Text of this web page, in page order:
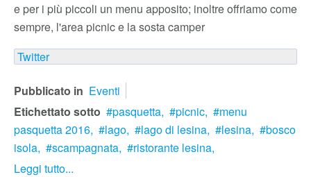
e per i più piccoli un menu apposito; inoltre offriamo come
sempre, l'area picnic e la sosta camper
Twitter
Pubblicato in Eventi
Etichettato sotto
pasquetta, picnic,
menu
pasquetta 2016,
lago, lago di lesina, lesina,
bosco
isola,
scampagnata,
ristorante lesina,
Leggi tutto...